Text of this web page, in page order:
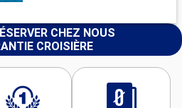
CHEZ NOUS
CROISIÈRE